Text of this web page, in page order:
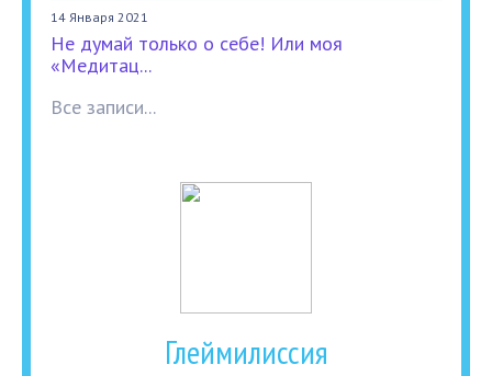
14 Января 2021
Не думай только о себе! Или моя
«Медитац...
Все записи...
Глеймилиссия